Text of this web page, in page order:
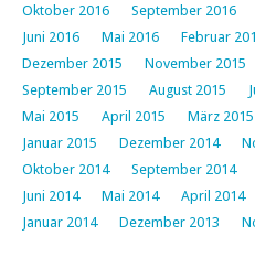
Oktober 2016
September 2016
Juni 2016
Mai 2016 Februar
Dezember 2015
November 2015
September 2015
August 2015
Mai 2015
April 2015 März 2015
Januar 2015
Dezember 2014
Oktober 2014
September 2014
Juni 2014
Mai 2014 April 2014
Januar 2014
Dezember 2013